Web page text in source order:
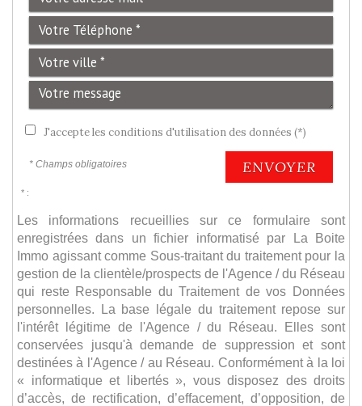
J'accepte les conditions d'utilisation des données (*)
* Champs obligatoires ENVOYER
* :
Les informations recueillies sur ce formulaire sont
enregistrées dans un fichier informatisé par La Boite
Immo agissant comme Sous-traitant du traitement pour la
gestion de la clientèle/prospects de l'Agence / du Réseau
qui reste Responsable du Traitement de vos Données
personnelles. La base légale du traitement repose sur
l'intérêt légitime de l'Agence / du Réseau. Elles sont
conservées jusqu'à demande de suppression et sont
destinées à l'Agence / au Réseau. Conformément à la loi
« informatique et libertés », vous disposez des droits
d’accès, de rectification, d’effacement, d’opposition, de